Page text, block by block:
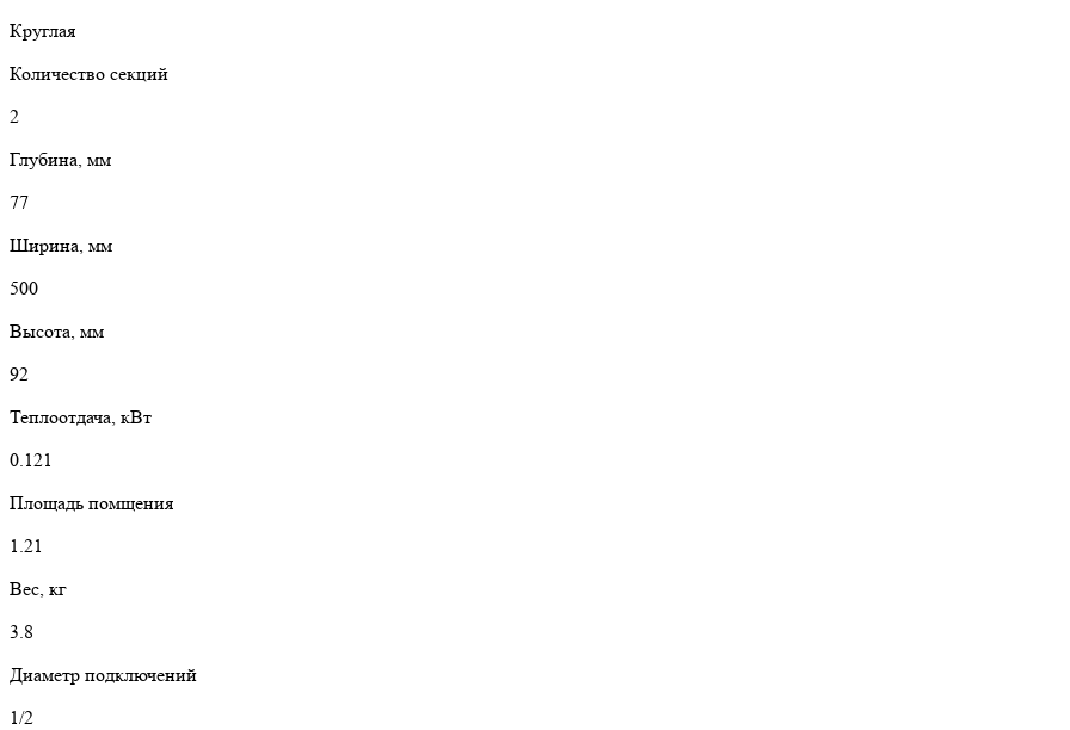
Круглая
Количество секций
2
Глубина, мм
77
Ширина, мм
500
Высота, мм
92
Теплоотдача, кВт
0.121
Площадь помщения
1.21
Вес, кг
3.8
Диаметр подключений
1/2